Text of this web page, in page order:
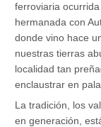
ferroviaria
hermanada con
donde vino hace
nuestras tierras
localidad tan
enclaustrar en
La tradición, los
en generación,